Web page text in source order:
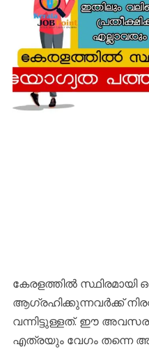
കേരളത്തിൽ സ്ഥിരമായി
ആഗ്രഹിക്കുന്നവർക്ക്
വന്നിട്ടുള്ളത്. ഈ
എത്രയും വേഗം തന്നെ